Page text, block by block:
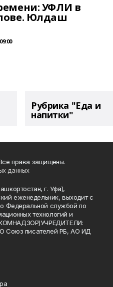
УФЛИ в
Юлдаш
Рубрика "Еда и
напитки"
права защищены.
данных
г. Уфа),
еженедельник, выходит с
Федеральной службой по
технологий и
Союз писателей РБ, АО ИД